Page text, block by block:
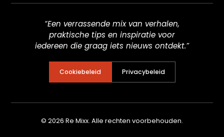
“Een verrassende mix van verhalen,
praktische tips en inspiratie voor
iedereen die graag iets nieuws ontdekt.”
Cookiebeleid Privacybeleid
© 2026 Re Mixx. Alle rechten voorbehouden.